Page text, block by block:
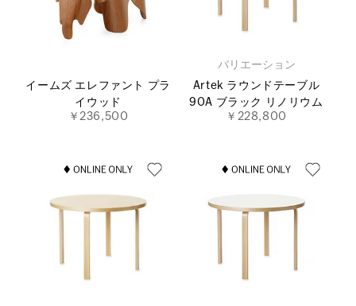
イームズ エレファント プラ
イウッド
￥236,500
バリエーション
Artek ラウンドテーブル
90A ブラック リノリウム
￥228,800